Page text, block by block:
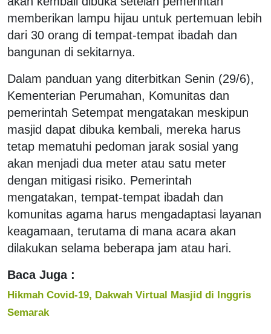
memberikan lampu hijau untuk pertemuan lebih
dari 30 orang di tempat-tempat ibadah dan
bangunan di sekitarnya.
Dalam panduan yang diterbitkan Senin (29/6),
Kementerian Perumahan, Komunitas dan
pemerintah Setempat mengatakan meskipun
masjid dapat dibuka kembali, mereka harus
tetap mematuhi pedoman jarak sosial yang
akan menjadi dua meter atau satu meter
dengan mitigasi risiko. Pemerintah
mengatakan, tempat-tempat ibadah dan
komunitas agama harus mengadaptasi layanan
keagamaan, terutama di mana acara akan
dilakukan selama beberapa jam atau hari.
Baca Juga :
Hikmah Covid-19, Dakwah Virtual Masjid di Inggris
Semarak